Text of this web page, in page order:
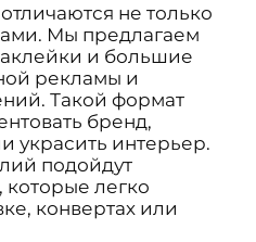
не только
Мы предлагаем
и большие
рекламы и
Такой формат
бренд,
украсить интерьер.
подойдут
легко
конвертах или